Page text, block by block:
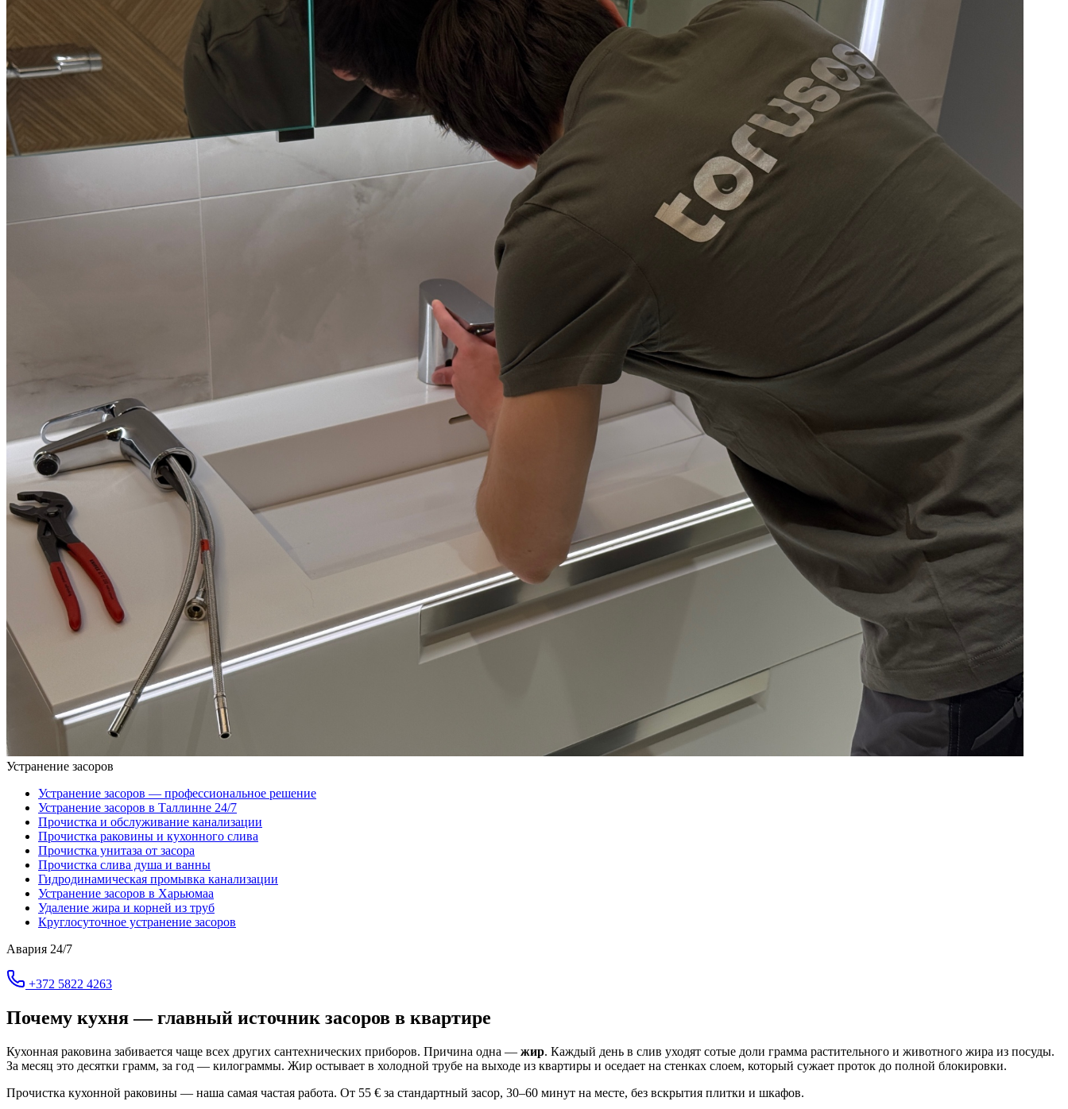
Устранение засоров
Устранение засоров — профессиональное решение
Устранение засоров в Таллинне 24/7
Прочистка и обслуживание канализации
Прочистка раковины и кухонного слива
Прочистка унитаза от засора
Прочистка слива душа и ванны
Гидродинамическая промывка канализации
Устранение засоров в Харьюмаа
Удаление жира и корней из труб
Круглосуточное устранение засоров
Авария 24/7
+372 5822 4263
Почему кухня — главный источник засоров в квартире
Кухонная раковина забивается чаще всех других сантехнических приборов. Причина одна — жир. Каждый день в слив уходят сотые доли грамма растительного и животного жира из посуды.
За месяц это десятки грамм, за год — килограммы. Жир остывает в холодной трубе на выходе из квартиры и оседает на стенках слоем, который сужает проток до полной блокировки.
Прочистка кухонной раковины — наша самая частая работа. От 55 € за стандартный засор, 30–60 минут на месте, без вскрытия плитки и шкафов.